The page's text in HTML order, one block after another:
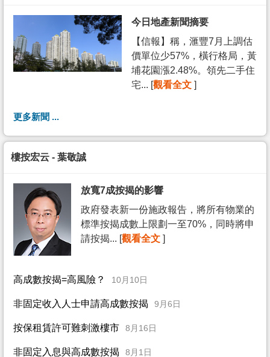
今日地產新聞摘要
【信報】稱，滙豐7月上調估
價單位少57%，橫行格局，黃
埔花園漲2.48%。領先二手住
宅... [觀看全文 ]
更多新聞 ...
樓按宏云 - 葉敬誠
放寬7成按揭的影響
政府發表新一份施政報告，將所有物業的
標準按揭成數上限劃一至70%，同時將申
請按揭... [觀看全文 ]
高成數按揭=高風險？ 10月10日
非固定收入人士申請高成數按揭 9月6日
按保租賃許可難刺激樓市 8月16日
非固定入息與高成數按揭 8月1日